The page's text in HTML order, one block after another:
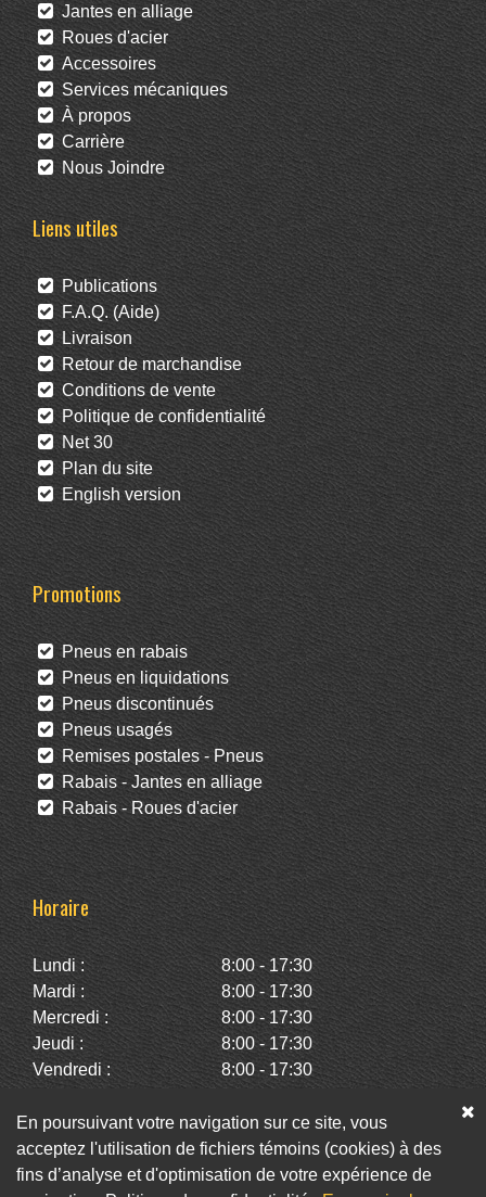
Jantes en alliage
Roues d'acier
Accessoires
Services mécaniques
À propos
Carrière
Nous Joindre
Liens utiles
Publications
F.A.Q. (Aide)
Livraison
Retour de marchandise
Conditions de vente
Politique de confidentialité
Net 30
Plan du site
English version
Promotions
Pneus en rabais
Pneus en liquidations
Pneus discontinués
Pneus usagés
Remises postales - Pneus
Rabais - Jantes en alliage
Rabais - Roues d'acier
Horaire
Lundi :
8:00 - 17:30
Mardi :
8:00 - 17:30
Mercredi :
8:00 - 17:30
Jeudi :
8:00 - 17:30
Vendredi :
8:00 - 17:30
Dimanche :
Fermé
Facebook Twitter Infolettre
En poursuivant votre navigation sur ce site, vous
acceptez l'utilisation de fichiers témoins (cookies) à des
fins d’analyse et d'optimisation de votre expérience de